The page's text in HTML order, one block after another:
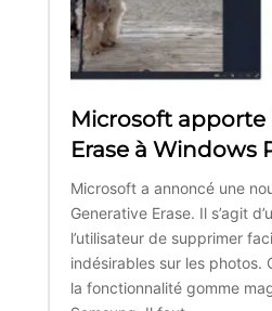
Microsoft apporte
Erase à Windows
Microsoft a annoncé une
Generative Erase. Il s’agit
l’utilisateur de supprimer
indésirables sur les photos.
la fonctionnalité gomme